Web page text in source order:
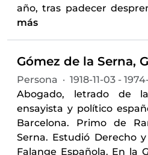
año, tras padecer
más
Persona · 1918-11-03 -
Abogado, letrado de
ensayista y político
Barcelona. Primo de
Serna. Estudió Derecho
Falange Española. En la